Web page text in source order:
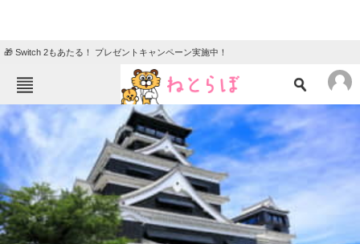
🎁 Switch 2もあたる！ プレゼントキャンペーン実施中！
ねとらぼメニュー
TOP ニュース
クイズ
グルメ 地域
住まい 教育・育児